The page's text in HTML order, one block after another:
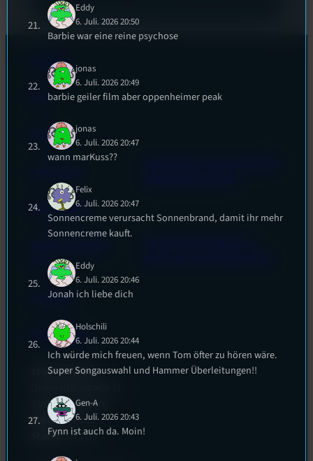
Kontakt
Satzung
Datenschutz
(EU)
Empfang
EPK & Presse
Studentenfunk
93053 Regensburg
Büro:PT 4.0.73
Studio:SH 1.39
Eddy
6. Juli. 2026 20:50
Barbie war eine reine psychose
jonas
6. Juli. 2026 20:49
barbie geiler film aber oppenheimer peak
jonas
6. Juli. 2026 20:47
wann marKuss??
Felix
6. Juli. 2026 20:47
Sonnencreme verursacht Sonnenbrand, damit ihr mehr
Sonnencreme kauft.
Eddy
6. Juli. 2026 20:46
Jonah ich liebe dich
Holschili
6. Juli. 2026 20:44
Ich würde mich freuen, wenn Tom öfter zu hören wäre.
Super Songauswahl und Hammer Überleitungen!!
Gen-A
6. Juli. 2026 20:43
Fynn ist auch da. Moin!